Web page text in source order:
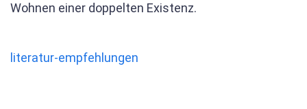
Wohnen einer doppelten Existenz.
literatur-empfehlungen